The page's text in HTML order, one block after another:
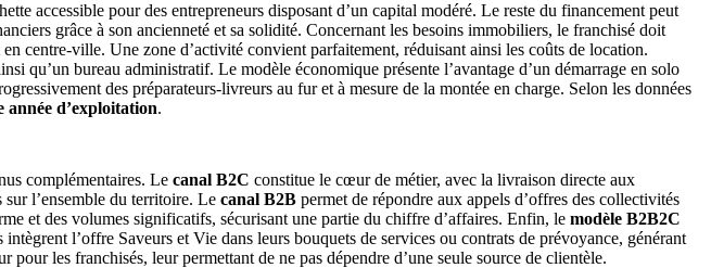
accessible pour des entrepreneurs disposant d’un capital modéré. Le reste du financement peut
grâce à son ancienneté et sa solidité. Concernant les besoins immobiliers, le franchisé doit
en centre-ville. Une zone d’activité convient parfaitement, réduisant ainsi les coûts de location.
qu’un bureau administratif. Le modèle économique présente l’avantage d’un démarrage en solo
des préparateurs-livreurs au fur et à mesure de la montée en charge. Selon les données
année d’exploitation.
complémentaires. Le canal B2C constitue le cœur de métier, avec la livraison directe aux
l’ensemble du territoire. Le canal B2B permet de répondre aux appels d’offres des collectivités
et des volumes significatifs, sécurisant une partie du chiffre d’affaires. Enfin, le modèle B2B2C
l’offre Saveurs et Vie dans leurs bouquets de services ou contrats de prévoyance, générant
les franchisés, leur permettant de ne pas dépendre d’une seule source de clientèle.